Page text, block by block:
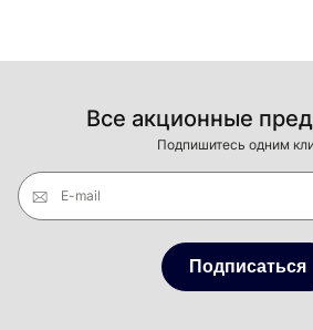
Все акционные
Подпишитесь одним
E-mail
Подписаться